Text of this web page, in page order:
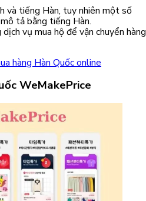
và tiếng Hàn, tuy nhiên một số
tả bằng tiếng Hàn.
vụ mua hộ để vận chuyển hàng
hàng Hàn Quốc online
WeMakePrice